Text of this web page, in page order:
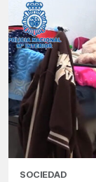
SOCIEDAD